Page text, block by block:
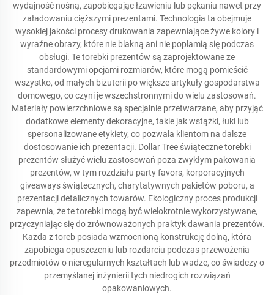
wydajność nośną, zapobiegając łzawieniu lub pękaniu nawet przy
załadowaniu cięższymi prezentami. Technologia ta obejmuje
wysokiej jakości procesy drukowania zapewniające żywe kolory i
wyraźne obrazy, które nie blakną ani nie poplamią się podczas
obsługi. Te torebki prezentów są zaprojektowane ze
standardowymi opcjami rozmiarów, które mogą pomieścić
wszystko, od małych biżuterii po większe artykuły gospodarstwa
domowego, co czyni je wszechstronnymi do wielu zastosowań.
Materiały powierzchniowe są specjalnie przetwarzane, aby przyjąć
dodatkowe elementy dekoracyjne, takie jak wstążki, łuki lub
spersonalizowane etykiety, co pozwala klientom na dalsze
dostosowanie ich prezentacji. Dollar Tree świąteczne torebki
prezentów służyć wielu zastosowań poza zwykłym pakowania
prezentów, w tym rozdziału party favors, korporacyjnych
giveaways świątecznych, charytatywnych pakietów poboru, a
prezentacji detalicznych towarów. Ekologiczny proces produkcji
zapewnia, że te torebki mogą być wielokrotnie wykorzystywane,
przyczyniając się do zrównoważonych praktyk dawania prezentów.
Każda z toreb posiada wzmocnioną konstrukcję dolną, która
zapobiega opuszczeniu lub rozdarciu podczas przewożenia
przedmiotów o nieregularnych kształtach lub wadze, co świadczy o
przemyślanej inżynierii tych niedrogich rozwiązań
opakowaniowych.